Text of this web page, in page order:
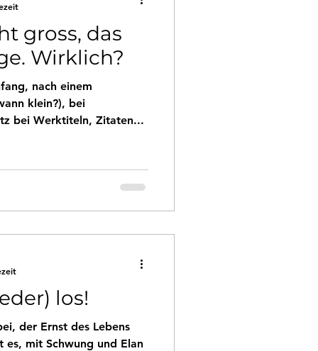
gross, das
Wirklich?
nach einem
klein?), bei
bei Werktiteln, Zitaten...
los!
der Ernst des Lebens
mit Schwung und Elan